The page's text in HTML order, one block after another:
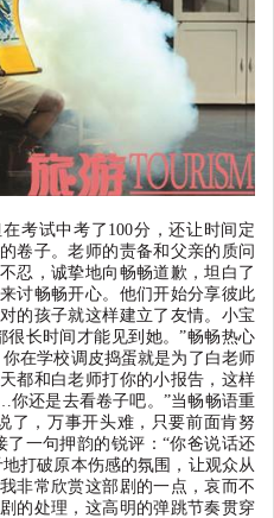
考试中考了 100分，还让时间定
卷子。老师的责备和父亲的质问
忍，诚挚地向畅畅道歉，坦白了
讨畅畅开心。他们开始分享彼此
的孩子就这样建立了友情。小宝
很长时间才能见到她。”畅畅热心
在学校调皮捣蛋就是为了白老师
都和白老师打你的小报告，这样
还是去看卷子吧。 ”当畅畅语重
了，万事开头难，只要前面肯努
了一句押韵的锐评： “你爸说话还
打破原本伤感的氛围，让观众从
非常欣赏这部剧的一点，哀而不
的处理，这高明的弹跳节奏贯穿